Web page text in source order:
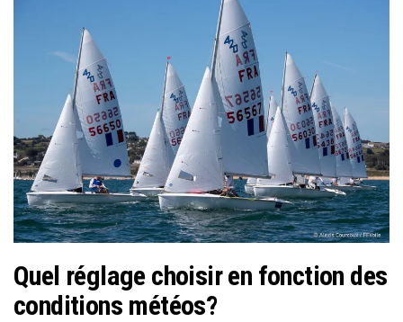
Quel réglage choisir en fonction des
conditions météos?